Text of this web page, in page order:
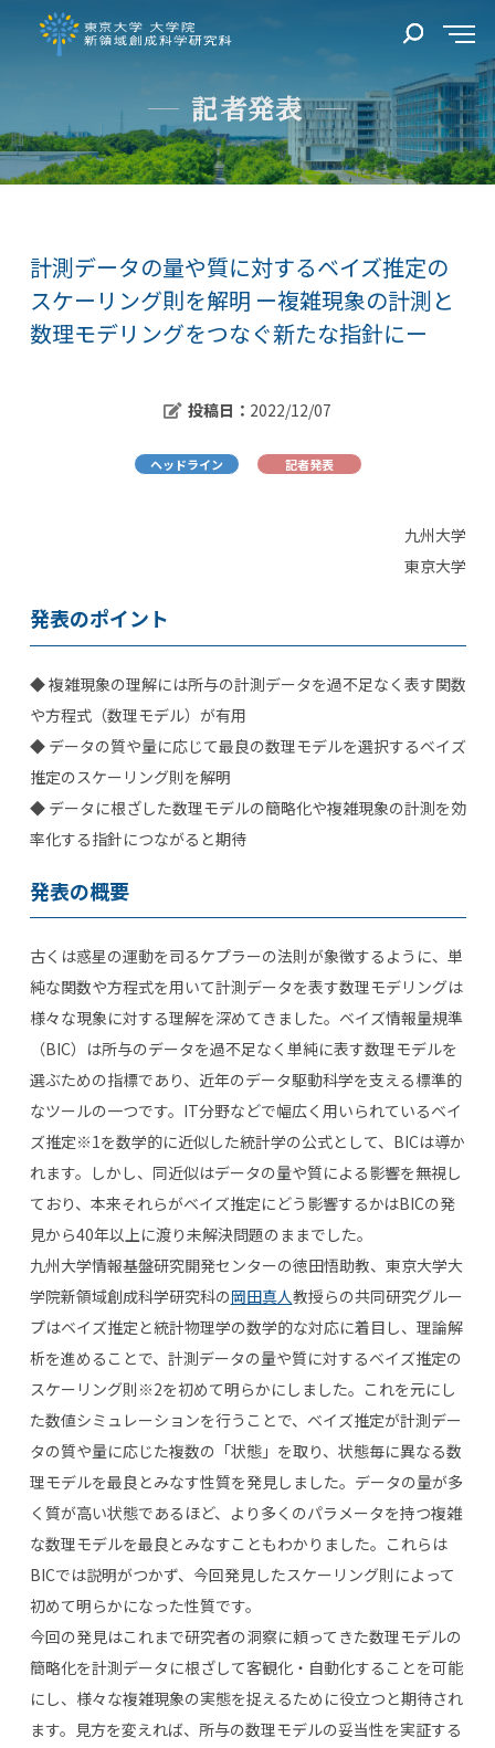
記者発表
計測データの量や質に対するベイズ推定の
スケーリング則を解明 ー複雑現象の計測と
数理モデリングをつなぐ新たな指針にー
投稿日： 2022/12/07
ヘッドライン 記者発表
九州大学
東京大学
発表のポイント
◆ 複雑現象の理解には所与の計測データを過不足なく表す関数
や方程式（数理モデル）が有用
◆ データの質や量に応じて最良の数理モデルを選択するベイズ
推定のスケーリング則を解明
◆ データに根ざした数理モデルの簡略化や複雑現象の計測を効
率化する指針につながると期待
発表の概要
古くは惑星の運動を司るケプラーの法則が象徴するように、単
純な関数や方程式を用いて計測データを表す数理モデリングは
様々な現象に対する理解を深めてきました。ベイズ情報量規準
（BIC）は所与のデータを過不足なく単純に表す数理モデルを
選ぶための指標であり、近年のデータ駆動科学を支える標準的
なツールの一つです。IT分野などで幅広く用いられているベイ
ズ推定※1を数学的に近似した統計学の公式として、BICは導か
れます。しかし、同近似はデータの量や質による影響を無視し
ており、本来それらがベイズ推定にどう影響するかはBICの発
見から40年以上に渡り未解決問題のままでした。
九州大学情報基盤研究開発センターの徳田悟助教、東京大学大
学院新領域創成科学研究科の岡田真人教授らの共同研究グルー
プはベイズ推定と統計物理学の数学的な対応に着目し、理論解
析を進めることで、計測データの量や質に対するベイズ推定の
スケーリング則※2を初めて明らかにしました。これを元にし
た数値シミュレーションを行うことで、ベイズ推定が計測デー
タの質や量に応じた複数の「状態」を取り、状態毎に異なる数
理モデルを最良とみなす性質を発見しました。データの量が多
く質が高い状態であるほど、より多くのパラメータを持つ複雑
な数理モデルを最良とみなすこともわかりました。これらは
BICでは説明がつかず、今回発見したスケーリング則によって
初めて明らかになった性質です。
今回の発見はこれまで研究者の洞察に頼ってきた数理モデルの
簡略化を計測データに根ざして客観化・自動化することを可能
にし、様々な複雑現象の実態を捉えるために役立つと期待され
ます。見方を変えれば、所与の数理モデルの妥当性を実証する